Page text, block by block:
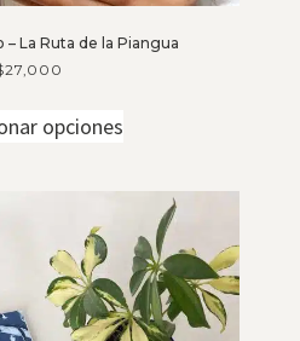
La Ruta de la Piangua
27,000
opciones